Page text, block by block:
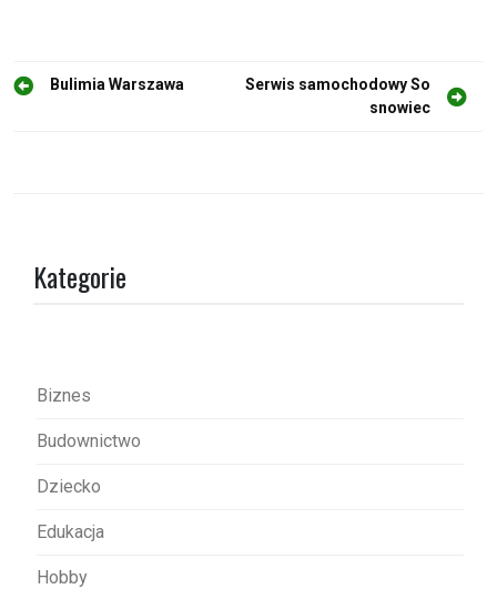
N
Bulimia Warszawa
Serwis samochodowy So
snowiec
Kategorie
Biznes
Budownictwo
Dziecko
Edukacja
Hobby